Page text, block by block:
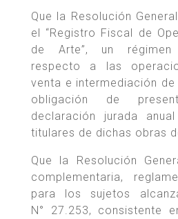
Que la Resolución
el “Registro Fiscal de
de Arte”, un régimen
respecto a las
venta e intermediación
obligación de
declaración jurada
titulares de dichas obras
Que la Resolución
complementaria,
para los sujetos
N° 27.253, consistente